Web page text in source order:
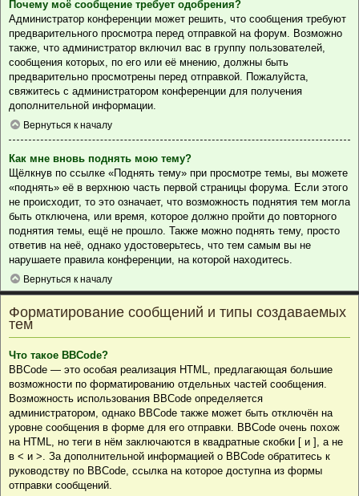
Почему моё сообщение требует одобрения?
Администратор конференции может решить, что сообщения требуют
предварительного просмотра перед отправкой на форум. Возможно
также, что администратор включил вас в группу пользователей,
сообщения которых, по его или её мнению, должны быть
предварительно просмотрены перед отправкой. Пожалуйста,
свяжитесь с администратором конференции для получения
дополнительной информации.
Вернуться к началу
Как мне вновь поднять мою тему?
Щёлкнув по ссылке «Поднять тему» при просмотре темы, вы можете
«поднять» её в верхнюю часть первой страницы форума. Если этого
не происходит, то это означает, что возможность поднятия тем могла
быть отключена, или время, которое должно пройти до повторного
поднятия темы, ещё не прошло. Также можно поднять тему, просто
ответив на неё, однако удостоверьтесь, что тем самым вы не
нарушаете правила конференции, на которой находитесь.
Вернуться к началу
Форматирование сообщений и типы создаваемых
тем
Что такое BBCode?
BBCode — это особая реализация HTML, предлагающая большие
возможности по форматированию отдельных частей сообщения.
Возможность использования BBCode определяется
администратором, однако BBCode также может быть отключён на
уровне сообщения в форме для его отправки. BBCode очень похож
на HTML, но теги в нём заключаются в квадратные скобки [ и ], а не
в < и >. За дополнительной информацией о BBCode обратитесь к
руководству по BBCode, ссылка на которое доступна из формы
отправки сообщений.